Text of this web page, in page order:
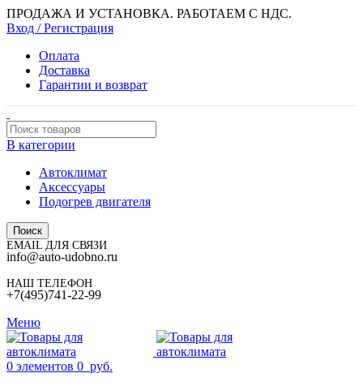
ПРОДАЖА И УСТАНОВКА. РАБОТАЕМ С НДС.
Вход / Регистрация
Оплата
Доставка
Гарантии и возврат
В категории
Автоклимат
Аксессуары
Подогрев двигателя
Поиск
EMAIL ДЛЯ СВЯЗИ
info@auto-udobno.ru
НАШ ТЕЛЕФОН
+7(495)741-22-99
Меню
0 элементов 0 руб.